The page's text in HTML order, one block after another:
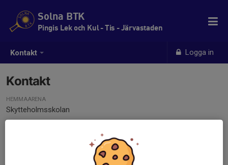
Kontakt Logga in
Solna BTK
Pingis Lek och Kul - Tis - Järvastaden
Kontakt
HEMMAARENA
Skytteholmsskolan